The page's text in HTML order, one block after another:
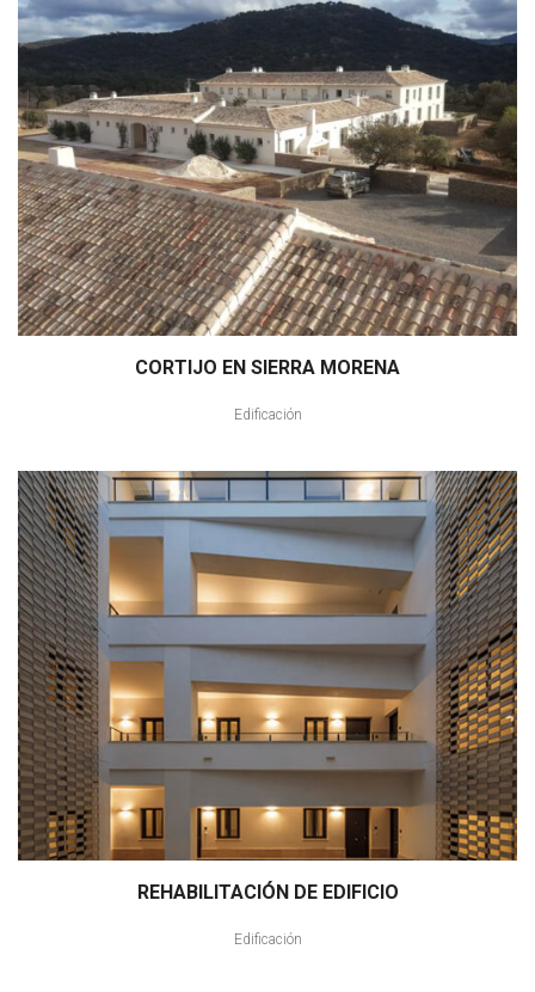
CORTIJO EN SIERRA MORENA
Edificación
REHABILITACIÓN DE EDIFICIO
Edificación